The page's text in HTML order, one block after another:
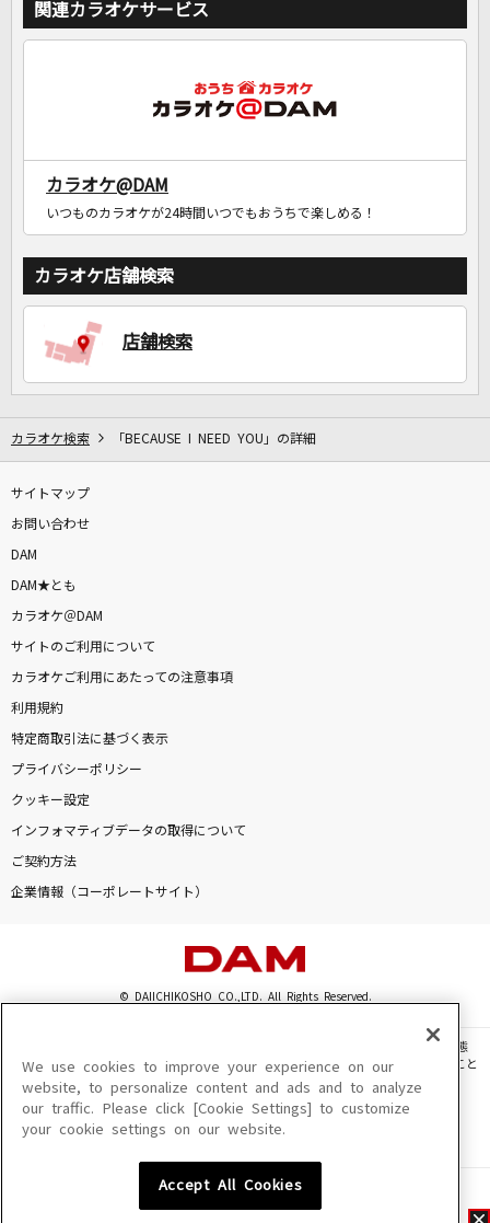
関連カラオケサービス
カラオケ@DAM
いつものカラオケが24時間いつでもおうちで楽しめる！
カラオケ店舗検索
店舗検索
カラオケ検索 「BECAUSE I NEED YOU」の詳細
サイトマップ
お問い合わせ
DAM
DAM★とも
カラオケ＠DAM
サイトのご利用について
カラオケご利用にあたっての注意事項
利用規約
特定商取引法に基づく表示
プライバシーポリシー
クッキー設定
インフォマティブデータの取得について
ご契約方法
企業情報（コーポレートサイト）
© DAIICHIKOSHO CO.,LTD. All Rights Reserved.
このサイトに掲載されている一切の文章・画像・写真・動画・音声等を、手段や形態
を問わず、著作権法の定める範囲を超えて無断で複製、転載、ファイル化などすること
を禁じます。
楽曲及びコンテンツは、機種によりご利用いただけない場合があります。
楽曲及びコンテンツの配信日、配信内容が変更になる場合があります。
We use cookies to improve your experience on our
website, to personalize content and ads and to analyze
our traffic. Please click [Cookie Settings] to customize
your cookie settings on our website.
Accept All Cookies